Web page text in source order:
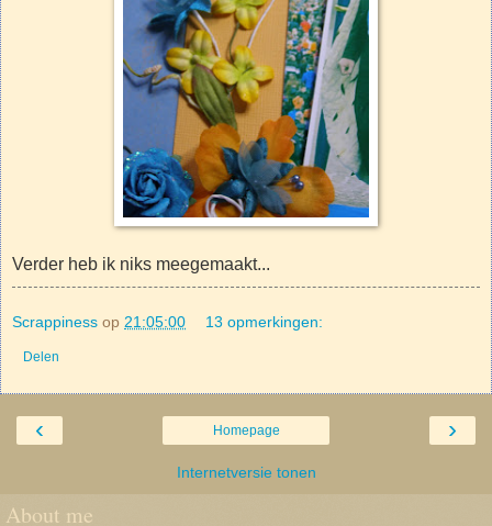
Verder heb ik niks meegemaakt...
Scrappiness op 21:05:00 13 opmerkingen:
Delen
‹ ›
Homepage
Internetversie tonen
About me